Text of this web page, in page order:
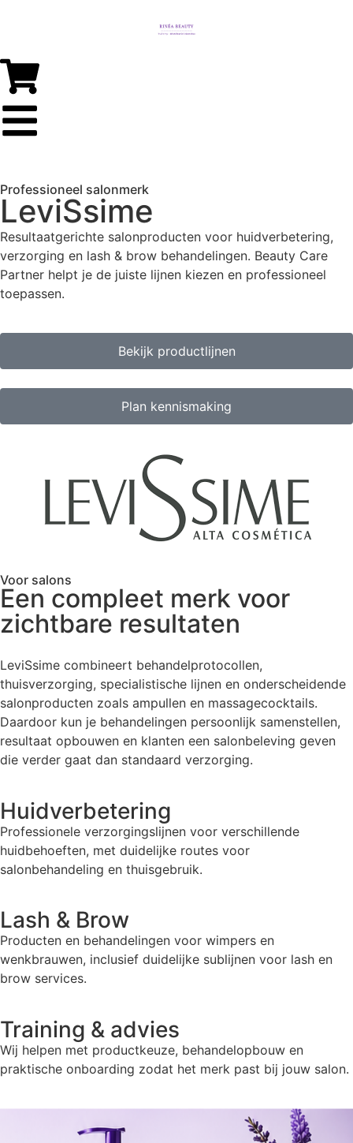
Professioneel salonmerk
LeviSsime
Resultaatgerichte salonproducten voor huidverbetering,
verzorging en lash & brow behandelingen. Beauty Care
Partner helpt je de juiste lijnen kiezen en professioneel
toepassen.
Bekijk productlijnen
Plan kennismaking
Voor salons
Een compleet merk voor
zichtbare resultaten
LeviSsime combineert behandelprotocollen,
thuisverzorging, specialistische lijnen en onderscheidende
salonproducten zoals ampullen en massagecocktails.
Daardoor kun je behandelingen persoonlijk samenstellen,
resultaat opbouwen en klanten een salonbeleving geven
die verder gaat dan standaard verzorging.
Huidverbetering
Professionele verzorgingslijnen voor verschillende
huidbehoeften, met duidelijke routes voor
salonbehandeling en thuisgebruik.
Lash & Brow
Producten en behandelingen voor wimpers en
wenkbrauwen, inclusief duidelijke sublijnen voor lash en
brow services.
Training & advies
Wij helpen met productkeuze, behandelopbouw en
praktische onboarding zodat het merk past bij jouw salon.